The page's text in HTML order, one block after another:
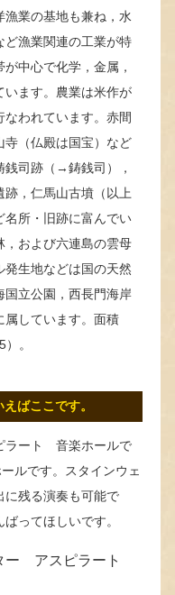
漁業の基地も兼ね，水
ど漁業関連の工業が特
中心で化学，金属，
います。農業は米作が
われています。赤間
寺（仏殿は国宝）など
銭司跡（→鋳銭司），
，仁馬山古墳（以上
名所・旧跡に富んでい
，および六連島の雲母
生地などは国の天然
国立公園，西長門海岸
属しています。面積
。
ばここです。
ラート 音楽ホールで
ルです。スタインウェ
に残る演奏も可能で
ってほしいです。
ー アスピラート